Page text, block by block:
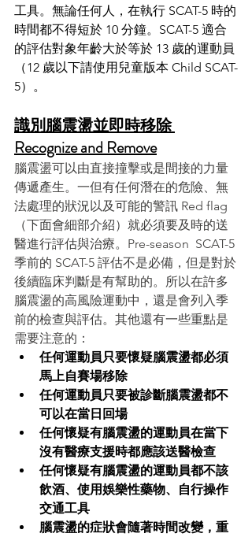
工具。無論任何人，在執行 SCAT-5 時的
時間都不得短於 10 分鐘。SCAT-5 適合
的評估對象年齡大於等於 13 歲的運動員
（12 歲以下請使用兒童版本 Child SCAT-
5）。
識別腦震盪並即時移除
Recognize and Remove
腦震盪可以由直接撞擊或是間接的力量
傳遞產生。一但有任何潛在的危險、無
法處理的狀況以及可能的警訊 Red flag
（下面會細部介紹）就必須要及時的送
醫進行評估與治療。Pre-season  SCAT-5
季前的 SCAT-5 評估不是必備，但是對於
後續臨床判斷是有幫助的。所以在許多
腦震盪的高風險運動中，還是會列入季
前的檢查與評估。其他還有一些重點是
需要注意的：
任何運動員只要懷疑腦震盪都必須
馬上自賽場移除
任何運動員只要被診斷腦震盪都不
可以在當日回場
任何懷疑有腦震盪的運動員在當下
沒有醫療支援時都應該送醫檢查
任何懷疑有腦震盪的運動員都不該
飲酒、使用娛樂性藥物、自行操作
交通工具
腦震盪的症狀會隨著時間改變，重